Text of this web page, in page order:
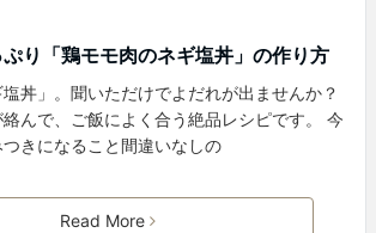
り「鶏モモ肉のネギ塩丼」の作り方
塩丼」。聞いただけでよだれが出ませんか？
んで、ご飯によく合う絶品レシピです。 今
きになること間違いなしの
Read More